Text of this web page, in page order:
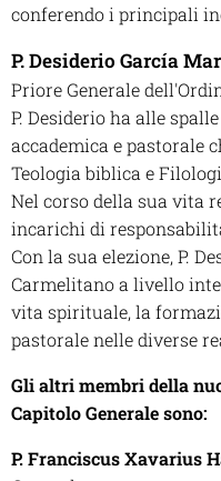
conferendo i principali
P. Desiderio García
Priore Generale
P. Desiderio ha alle
accademica e pastorale
Teologia biblica e
Nel corso della sua vita
incarichi di
Con la sua elezione, P.
Carmelitano a livello
vita spirituale, la
pastorale nelle diverse
Gli altri membri della
Capitolo Generale sono:
P. Franciscus Xavarius